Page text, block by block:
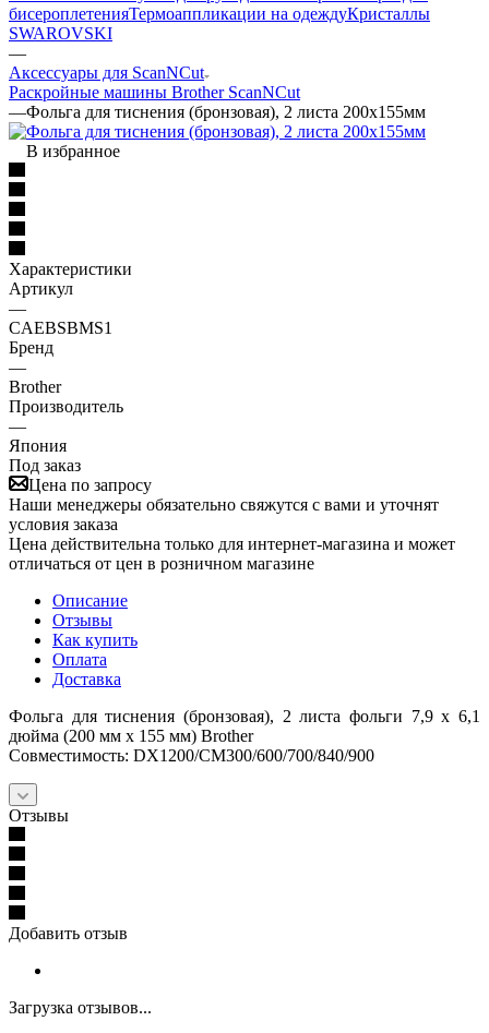
бисероплетенияТермоаппликации на одеждуКристаллы
SWAROVSKI
—
Аксессуары для ScanNCut
Раскройные машины Brother ScanNCut
—Фольга для тиснения (бронзовая), 2 листа 200x155мм
В избранное
Характеристики
Артикул
—
CAEBSBMS1
Бренд
—
Brother
Производитель
—
Япония
Под заказ
Цена по запросу
Наши менеджеры обязательно свяжутся с вами и уточнят
условия заказа
Цена действительна только для интернет-магазина и может
отличаться от цен в розничном магазине
Описание
Отзывы
Как купить
Оплата
Доставка
Фольга для тиснения (бронзовая), 2 листа фольги 7,9 х 6,1
дюйма (200 мм x 155 мм) Brother
Совместимость: DX1200/CM300/600/700/840/900
Отзывы
Добавить отзыв
Загрузка отзывов...